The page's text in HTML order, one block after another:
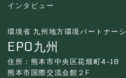
インタビュー
環境省 九州地方環境パートナー
EPO九州
住所：熊本市中央区花畑町4-18
熊本市国際交流会館２F